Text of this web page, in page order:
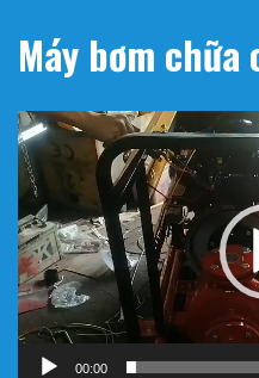
Máy bơm chữa
Trình
chơi
Video
00:00